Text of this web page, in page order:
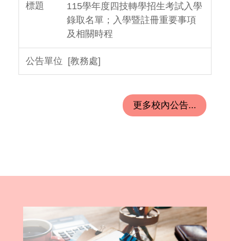
115學年度四技轉學招生考試入學
錄取名單；入學暨註冊重要事項
及相關時程
[教務處]
更多校內公告...